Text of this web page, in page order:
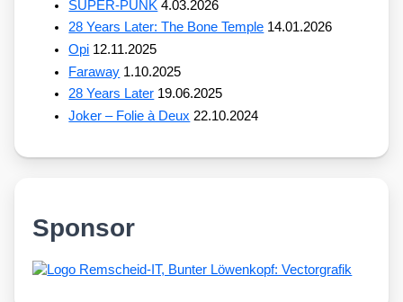
SUPER-PUNK 4.03.2026
28 Years Later: The Bone Temple 14.01.2026
Opi 12.11.2025
Faraway 1.10.2025
28 Years Later 19.06.2025
Joker – Folie à Deux 22.10.2024
Sponsor